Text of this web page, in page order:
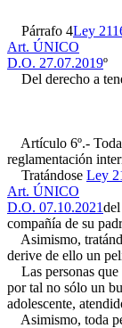
Párrafo 4Ley
Art. ÚNICO
D.O. 27.07.2019º
Del derecho a
Artículo 6º.- Toda
reglamentación
Tratándose Ley
Art. ÚNICO
D.O. 07.10.2021
compañía de su
Asimismo,
derive de ello un
Las personas que
por tal no sólo un
adolescente,
Asimismo, toda